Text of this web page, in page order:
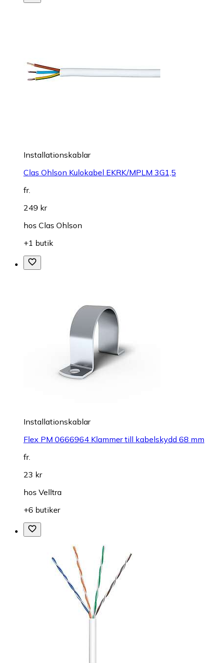
Installationskablar
Clas Ohlson Kulokabel EKRK/MPLM 3G1,5
fr.
249 kr
hos Clas Ohlson
+1 butik
Installationskablar
Flex PM 0666964 Klammer till kabelskydd 68 mm
fr.
23 kr
hos Velltra
+6 butiker